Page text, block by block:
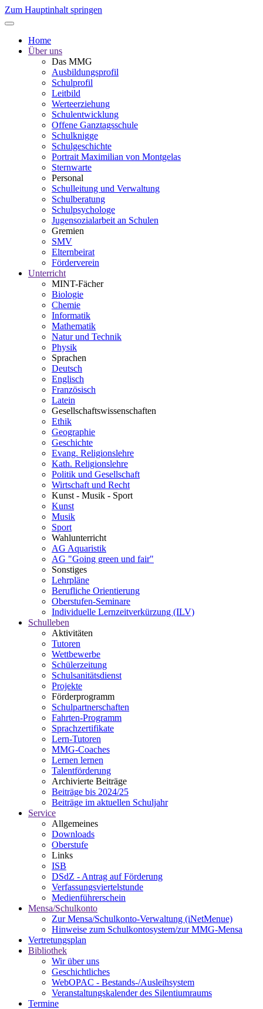
Zum Hauptinhalt springen
Home
Über uns
Das MMG
Ausbildungsprofil
Schulprofil
Leitbild
Werteerziehung
Schulentwicklung
Offene Ganztagsschule
Schulknigge
Schulgeschichte
Portrait Maximilian von Montgelas
Sternwarte
Personal
Schulleitung und Verwaltung
Schulberatung
Schulpsychologe
Jugensozialarbeit an Schulen
Gremien
SMV
Elternbeirat
Förderverein
Unterricht
MINT-Fächer
Biologie
Chemie
Informatik
Mathematik
Natur und Technik
Physik
Sprachen
Deutsch
Englisch
Französisch
Latein
Gesellschaftswissenschaften
Ethik
Geographie
Geschichte
Evang. Religionslehre
Kath. Religionslehre
Politik und Gesellschaft
Wirtschaft und Recht
Kunst - Musik - Sport
Kunst
Musik
Sport
Wahlunterricht
AG Aquaristik
AG "Going green und fair"
Sonstiges
Lehrpläne
Berufliche Orientierung
Oberstufen-Seminare
Individuelle Lernzeitverkürzung (ILV)
Schulleben
Aktivitäten
Tutoren
Wettbewerbe
Schülerzeitung
Schulsanitätsdienst
Projekte
Förderprogramm
Schulpartnerschaften
Fahrten-Programm
Sprachzertifikate
Lern-Tutoren
MMG-Coaches
Lernen lernen
Talentförderung
Archivierte Beiträge
Beiträge bis 2024/25
Beiträge im aktuellen Schuljahr
Service
Allgemeines
Downloads
Oberstufe
Links
ISB
DSdZ - Antrag auf Förderung
Verfassungsviertelstunde
Medienführerschein
Mensa/Schulkonto
Zur Mensa/Schulkonto-Verwaltung (iNetMenue)
Hinweise zum Schulkontosystem/zur MMG-Mensa
Vertretungsplan
Bibliothek
Wir über uns
Geschichtliches
WebOPAC - Bestands-/Ausleihsystem
Veranstaltungskalender des Silentiumraums
Termine